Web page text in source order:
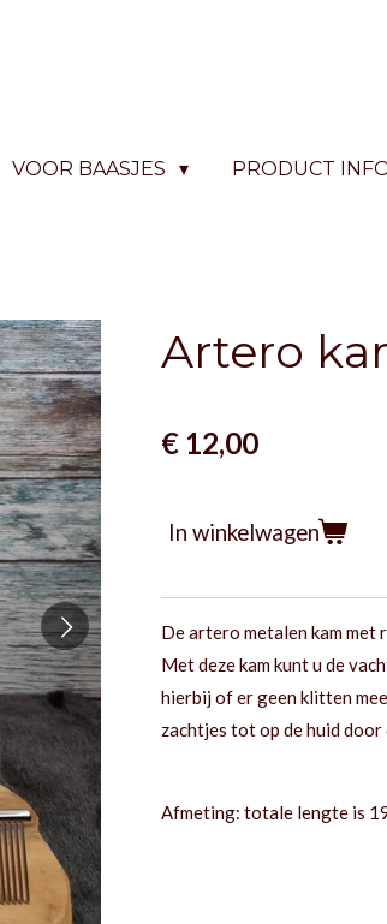
VOOR BAASJES PRODUCT
Artero
€ 12,00
In winkelwagen
De artero metalen kam met
Met deze kam kunt u de
hierbij of er geen klitten
zachtjes tot op de huid door
Afmeting: totale lengte is